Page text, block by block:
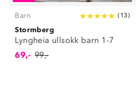
Barn ( 13)
Stormberg
Lyngheia ullsokk barn 1-7
69,- 99,-